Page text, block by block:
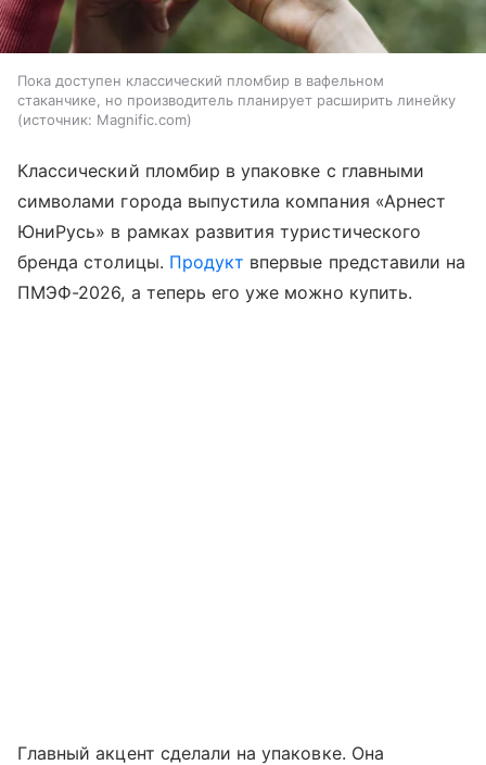
Пока доступен классический пломбир в вафельном
стаканчике, но производитель планирует расширить линейку
источник: Magnific.com
Классический пломбир в упаковке с главными
символами города выпустила компания «Арнест
ЮниРусь» в рамках развития туристического
бренда столицы. Продукт впервые представили на
ПМЭФ-2026, а теперь его уже можно купить.
Главный акцент сделали на упаковке. Она